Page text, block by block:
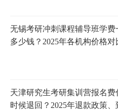
无锡考研冲刺课程辅导班学费
多少钱？2025年各机构价格对
天津研究生考研集训营报名费
时候退回？2025年退款政策、